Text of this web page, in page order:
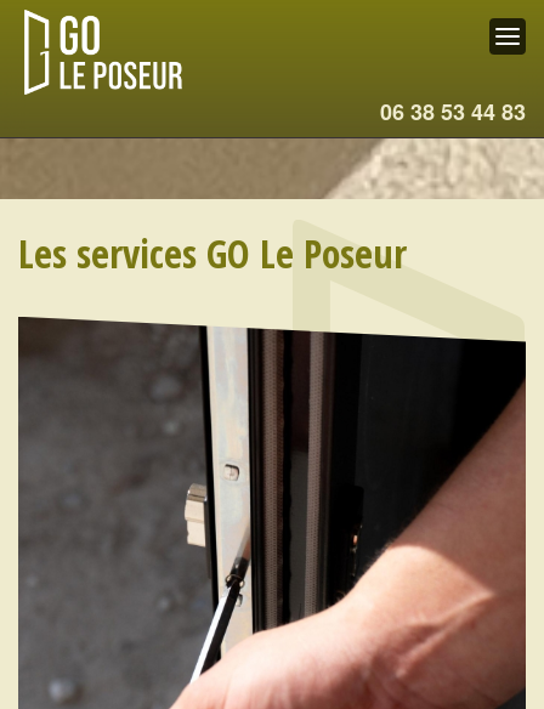
06 38 53 44 83
Les services GO Le Poseur